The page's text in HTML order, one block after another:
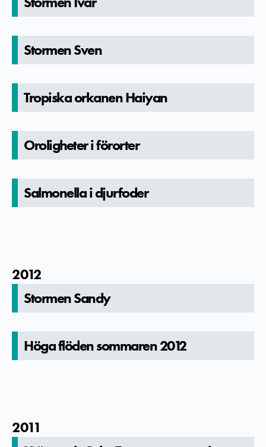
Stormen Sven
Tropiska orkanen Haiyan
Orolighete­r i förorter
Salmonella­ i djurfoder
2012
Stormen Sandy
Höga flöden sommaren 2012
2011